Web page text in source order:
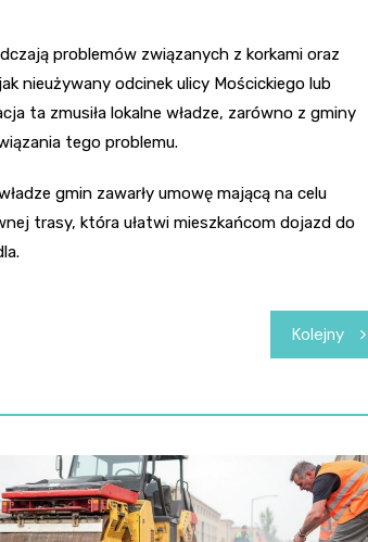
problemów związanych z korkami oraz
nieużywany odcinek ulicy Mościckiego lub
ta zmusiła lokalne władze, zarówno z gminy
tego problemu.
gmin zawarły umowę mającą na celu
trasy, która ułatwi mieszkańcom dojazd do
Kolejny